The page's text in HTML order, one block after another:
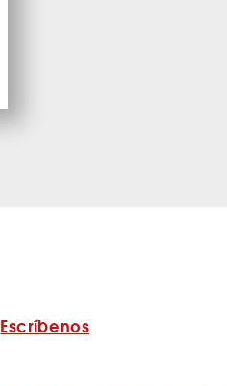
Escríbenos